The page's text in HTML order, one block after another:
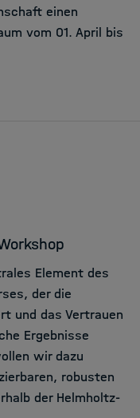
einen
vom 01. April bis
Element des
der die
und das Vertrauen
Ergebnisse
wir dazu
robusten
der Helmholtz-